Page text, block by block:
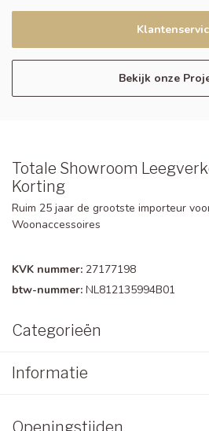
Bekijk onze
Totale Showroom
Korting
Ruim 25 jaar de grootste importeur
Woonaccessoires
KVK nummer: 27177198
btw-nummer: NL812135994B01
Categorieën
Informatie